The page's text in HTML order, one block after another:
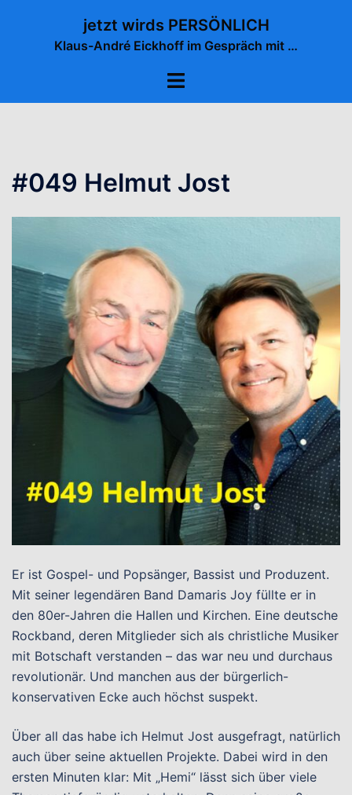
jetzt wirds PERSÖNLICH
Klaus-André Eickhoff im Gespräch mit …
Menü
#049 Helmut Jost
Er ist Gospel- und Popsänger, Bassist und Produzent.
Mit seiner legendären Band Damaris Joy füllte er in
den 80er-Jahren die Hallen und Kirchen. Eine deutsche
Rockband, deren Mitglieder sich als christliche Musiker
mit Botschaft verstanden – das war neu und durchaus
revolutionär. Und manchen aus der bürgerlich-
konservativen Ecke auch höchst suspekt.
Über all das habe ich Helmut Jost ausgefragt, natürlich
auch über seine aktuellen Projekte. Dabei wird in den
ersten Minuten klar: Mit „Hemi“ lässt sich über viele